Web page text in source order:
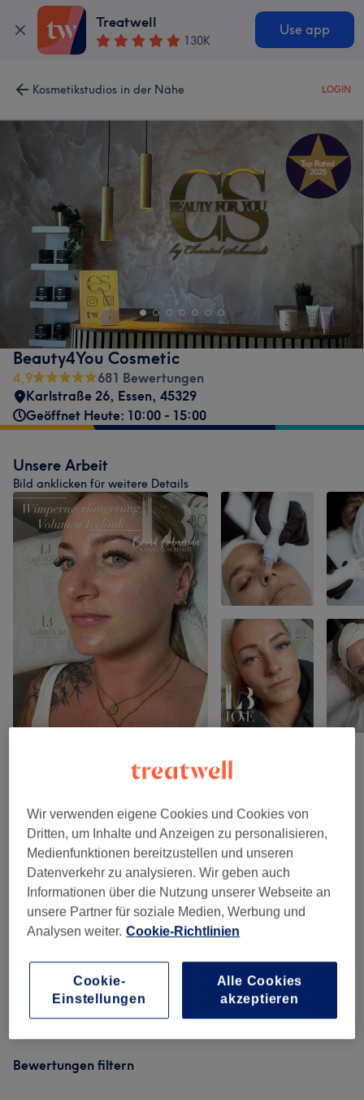
Treatwell
130K
Use app
Kosmetikstudios in der Nähe LOGIN
Beauty4You Cosmetic
4,9
681 Bewertungen
Karlstraße 26, Essen, 45329
Geöffnet Heute: 10:00 - 15:00
Unsere Arbeit
Bild anklicken für weitere Details
Salonbewertungen
4,9 681 Bewertungen
Ambiente
Bewertungen filtern
Wir verwenden eigene Cookies und Cookies von
Dritten, um Inhalte und Anzeigen zu personalisieren,
Medienfunktionen bereitzustellen und unseren
Datenverkehr zu analysieren. Wir geben auch
Informationen über die Nutzung unserer Webseite an
unsere Partner für soziale Medien, Werbung und
Analysen weiter. Cookie-Richtlinien
Cookie-
Einstellungen
Alle Cookies
akzeptieren